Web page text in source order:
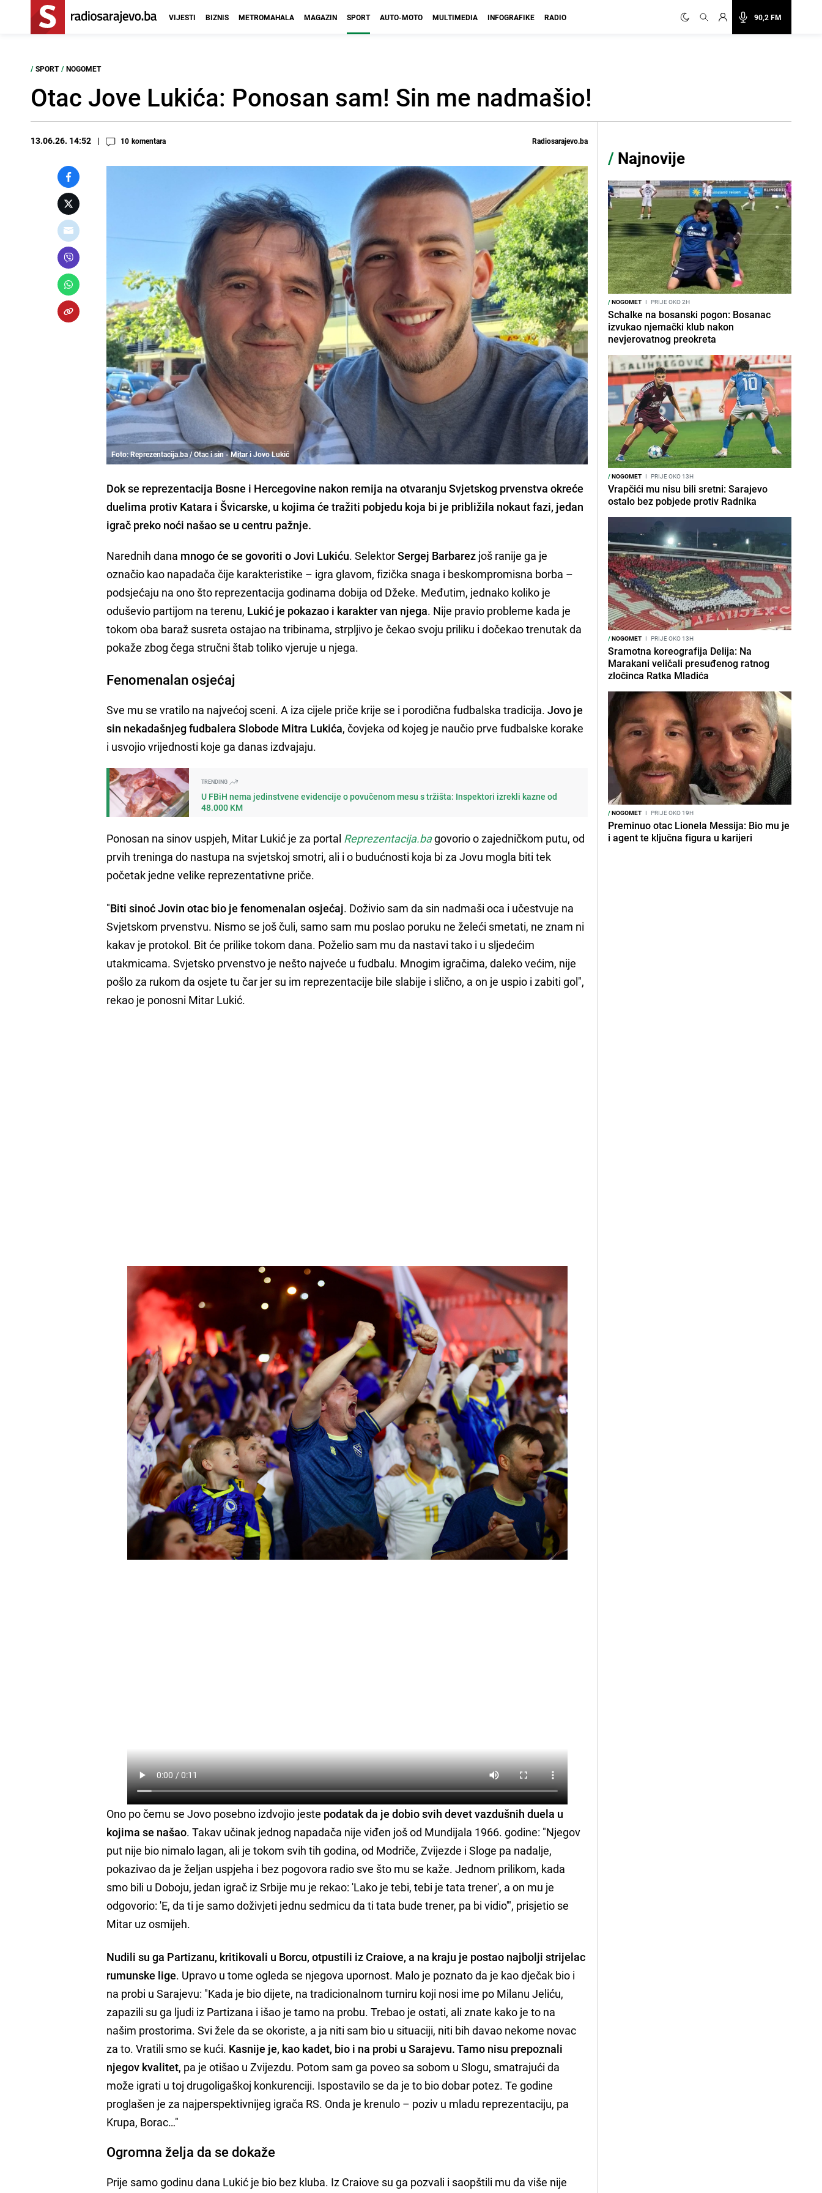
90,2 FM
VIJESTI BIZNIS METROMAHALA MAGAZIN SPORT AUTO-MOTO MULTIMEDIA INFOGRAFIKE RADIO
/ SPORT / NOGOMET
Otac Jove Lukića: Ponosan sam! Sin me nadmašio!
13.06.26. 14:52 10 komentara Radiosarajevo.ba
Foto: Reprezentacija.ba / Otac i sin - Mitar i Jovo Lukić
Dok se reprezentacija Bosne i Hercegovine nakon remija na otvaranju Svjetskog prvenstva okreće
duelima protiv Katara i Švicarske, u kojima će tražiti pobjedu koja bi je približila nokaut fazi, jedan
igrač preko noći našao se u centru pažnje.
Narednih dana mnogo će se govoriti o Jovi Lukiću. SelektorSergej Barbarez još ranije ga je
označio kao napadača čije karakteristike – igra glavom, fizička snaga i beskompromisna borba –
podsjećaju na ono što reprezentacija godinama dobija od Džeke. Međutim, jednako koliko je
oduševio partijom na terenu, Lukić je pokazao i karakter van njega. Nije pravio probleme kada je
tokom oba baraž susreta ostajao na tribinama, strpljivo je čekao svoju priliku i dočekao trenutak da
pokaže zbog čega stručni štab toliko vjeruje u njega.
Fenomenalan osjećaj
Sve mu se vratilo na najvećoj sceni. A iza cijele priče krije se i porodična fudbalska tradicija.Jovo je
sin nekadašnjeg fudbalera Slobode Mitra Lukića, čovjeka od kojeg je naučio prve fudbalske korake
i usvojio vrijednosti koje ga danas izdvajaju.
TRENDING
U FBiH nema jedinstvene evidencije o povučenom mesu s tržišta: Inspektori izrekli kazne od
48.000 KM
Ponosan na sinov uspjeh, Mitar Lukić je za portal Reprezentacija.bagovorio o zajedničkom putu, od
prvih treninga do nastupa na svjetskoj smotri, ali i o budućnosti koja bi za Jovu mogla biti tek
početak jedne velike reprezentativne priče.
"Biti sinoć Jovin otac bio je fenomenalan osjećaj. Doživio sam da sin nadmaši oca i učestvuje na
Svjetskom prvenstvu. Nismo se još čuli, samo sam mu poslao poruku ne želeći smetati, ne znam ni
kakav je protokol. Bit će prilike tokom dana. Poželio sam mu da nastavi tako i u sljedećim
utakmicama. Svjetsko prvenstvo je nešto najveće u fudbalu. Mnogim igračima, daleko većim, nije
pošlo za rukom da osjete tu čar jer su im reprezentacije bile slabije i slično, a on je uspio i zabiti gol",
rekao je ponosni Mitar Lukić.
Ono po čemu se Jovo posebno izdvojio jeste podatak da je dobio svih devet vazdušnih duela u
kojima se našao. Takav učinak jednog napadača nije viđen još od Mundijala 1966. godine: "Njegov
put nije bio nimalo lagan, ali je tokom svih tih godina, od Modriče, Zvijezde i Sloge pa nadalje,
pokazivao da je željan uspjeha i bez pogovora radio sve što mu se kaže. Jednom prilikom, kada
smo bili u Doboju, jedan igrač iz Srbije mu je rekao: 'Lako je tebi, tebi je tata trener', a on mu je
odgovorio: 'E, da ti je samo doživjeti jednu sedmicu da ti tata bude trener, pa bi vidio'", prisjetio se
Mitar uz osmijeh.
Nudili su ga Partizanu, kritikovali u Borcu, otpustili iz Craiove, a na kraju je postao najbolji strijelac
rumunske lige. Upravo u tome ogleda se njegova upornost. Malo je poznato da je kao dječak bio i
na probi u Sarajevu: "Kada je bio dijete, na tradicionalnom turniru koji nosi ime po Milanu Jeliću,
zapazili su ga ljudi iz Partizana i išao je tamo na probu. Trebao je ostati, ali znate kako je to na
našim prostorima. Svi žele da se okoriste, a ja niti sam bio u situaciji, niti bih davao nekome novac
za to. Vratili smo se kući. Kasnije je, kao kadet, bio i na probi u Sarajevu. Tamo nisu prepoznali
njegov kvalitet, pa je otišao u Zvijezdu. Potom sam ga poveo sa sobom u Slogu, smatrajući da
može igrati u toj drugoligaškoj konkurenciji. Ispostavilo se da je to bio dobar potez. Te godine
proglašen je za najperspektivnijeg igrača RS. Onda je krenulo – poziv u mladu reprezentaciju, pa
Krupa, Borac…"
Ogromna želja da se dokaže
Prije samo godinu dana Lukić je bio bez kluba. Iz Craiove su ga pozvali i saopštili mu da više nije
/ Najnovije
/NOGOMET I PRIJE OKO 2H
Schalke na bosanski pogon: Bosanac
izvukao njemački klub nakon
nevjerovatnog preokreta
/NOGOMET I PRIJE OKO 13H
Vrapčići mu nisu bili sretni: Sarajevo
ostalo bez pobjede protiv Radnika
/NOGOMET I PRIJE OKO 13H
Sramotna koreografija Delija: Na
Marakani veličali presuđenog ratnog
zločinca Ratka Mladića
/NOGOMET I PRIJE OKO 19H
Preminuo otac Lionela Messija: Bio mu je
i agent te ključna figura u karijeri